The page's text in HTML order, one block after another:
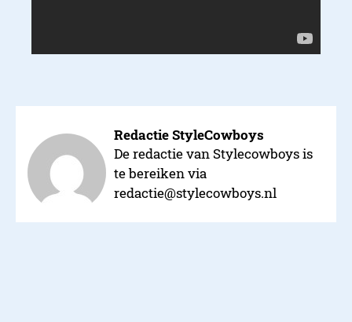
Redactie StyleCowboys
De redactie van Stylecowboys is
te bereiken via
redactie@stylecowboys.nl